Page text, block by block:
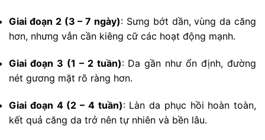
Giai đoạn 2 (3 – 7 ngày): Sưng bớt dần, vùng da căng
hơn, nhưng vẫn cần kiêng cữ các hoạt động mạnh.
Giai đoạn 3 (1 – 2 tuần): Da gần như ổn định, đường
nét gương mặt rõ ràng hơn.
Giai đoạn 4 (2 – 4 tuần): Làn da phục hồi hoàn toàn,
kết quả căng da trở nên tự nhiên và bền lâu.